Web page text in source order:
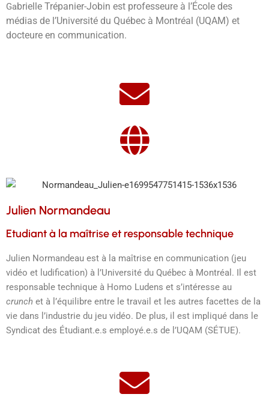
Gabrielle Trépanier-Jobin est professeure à l’École des
médias de l’Université du Québec à Montréal (UQAM) et
docteure en communication.
Julien Normandeau
Etudiant à la maîtrise et responsable technique
Julien Normandeau est à la maîtrise en communication (jeu
vidéo et ludification) à l’Université du Québec à Montréal. Il est
responsable technique à Homo Ludens et s’intéresse au
crunch et à l’équilibre entre le travail et les autres facettes de la
vie dans l’industrie du jeu vidéo. De plus, il est impliqué dans le
Syndicat des Étudiant.e.s employé.e.s de l’UQAM (SÉTUE).